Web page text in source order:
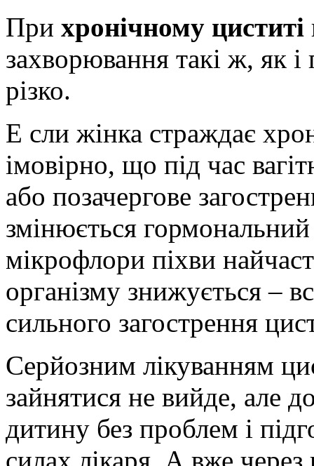
При хронічному циститі
захворювання такі ж, як
різко.
Е сли жінка страждає
імовірно, що під час
або позачергове
змінюється
мікрофлори піхви
організму знижується –
сильного загострення
Серйозним лікуванням
зайнятися не вийде, але
дитину без проблем і
силах лікаря. А вже через